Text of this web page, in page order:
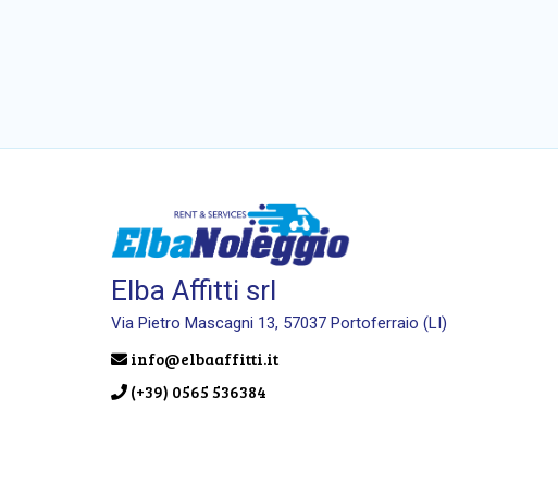
Elba Affitti srl
Via Pietro Mascagni 13, 57037 Portoferraio (LI)
info@elbaaffitti.it
(+39) 0565 536384